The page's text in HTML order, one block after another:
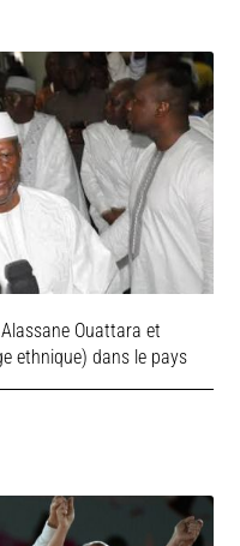
Alassane Ouattara et
ethnique) dans le pays